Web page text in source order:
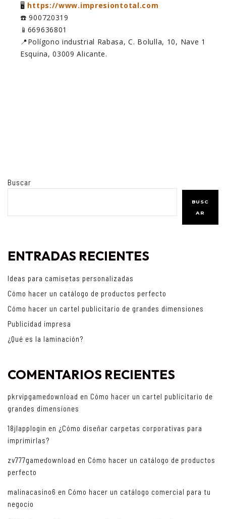
🖥️ https://www.impresiontotal.com
☎️ 900720319
📱669636801
📍Polígono industrial Rabasa, C. Bolulla, 10, Nave 1
Esquina, 03009 Alicante.
Buscar
BUSC
AR
ENTRADAS RECIENTES
Ideas para camisetas personalizadas
Cómo hacer un catálogo de productos perfecto
Cómo hacer un cartel publicitario de grandes dimensiones
Publicidad impresa
¿Qué es la laminación?
COMENTARIOS RECIENTES
pkrvipgamedownload en Cómo hacer un cartel publicitario de
grandes dimensiones
18jlapplogin en ¿Cómo diseñar carpetas corporativas para
imprimirlas?
zv777gamedownload en Cómo hacer un catálogo de productos
perfecto
malinacasino6 en Cómo hacer un catálogo comercial para tu
negocio